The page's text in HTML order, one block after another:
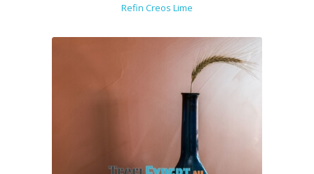
Refin Creos Lime